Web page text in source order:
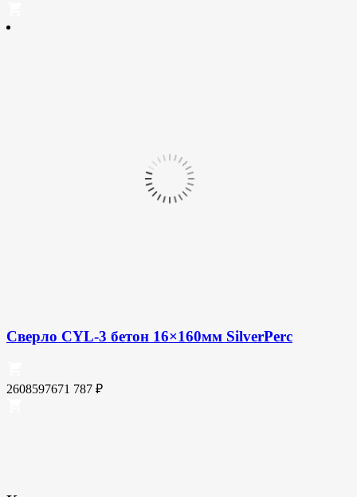
Сверло CYL-3 бетон 16×160мм SilverPerc
2608597671 787 ₽